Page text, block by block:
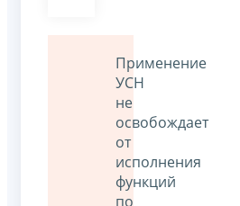
Применение
УСН
не
освобождает
от
исполнения
функций
по